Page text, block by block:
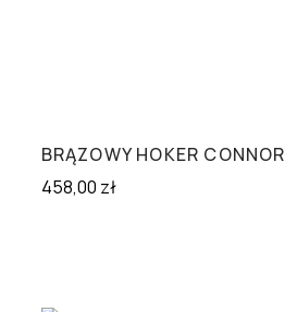
BRĄZOWY HOKER CONNOR
458,00 zł